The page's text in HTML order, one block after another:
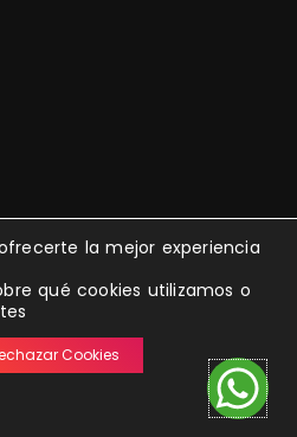
la mejor experiencia
qué cookies utilizamos o
Cookies